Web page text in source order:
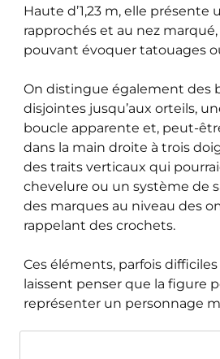
Haute d’1,23 m, elle présente
rapprochés et au nez
pouvant évoquer tatouages
On distingue également des
disjointes jusqu’aux orteils,
boucle apparente et, peut-
dans la main droite à trois
des traits verticaux qui
chevelure ou un système de
des marques au niveau des
rappelant des crochets.
Ces éléments, parfois
laissent penser que la figure
représenter un personnage